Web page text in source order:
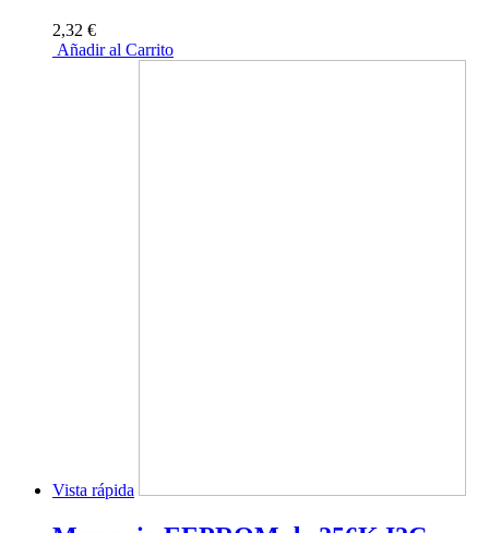
2,32 €
Añadir al Carrito
Vista rápida